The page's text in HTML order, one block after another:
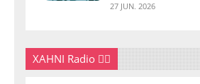
27 JUN. 2026
XAHNI Radio 👇🏽